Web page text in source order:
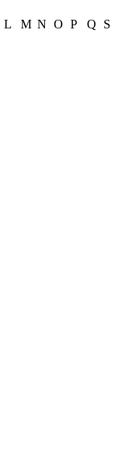
L M N O P Q
S